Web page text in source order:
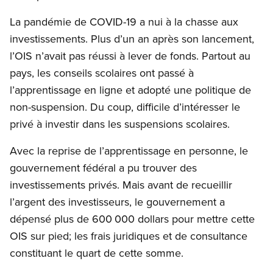
La pandémie de COVID-19 a nui à la chasse aux
investissements. Plus d’un an après son lancement,
l’OIS n’avait pas réussi à lever de fonds. Partout au
pays, les conseils scolaires ont passé à
l’apprentissage en ligne et adopté une politique de
non-suspension. Du coup, difficile d’intéresser le
privé à investir dans les suspensions scolaires.
Avec la reprise de l’apprentissage en personne, le
gouvernement fédéral a pu trouver des
investissements privés. Mais avant de recueillir
l’argent des investisseurs, le gouvernement a
dépensé plus de 600 000 dollars pour mettre cette
OIS sur pied; les frais juridiques et de consultance
constituant le quart de cette somme.